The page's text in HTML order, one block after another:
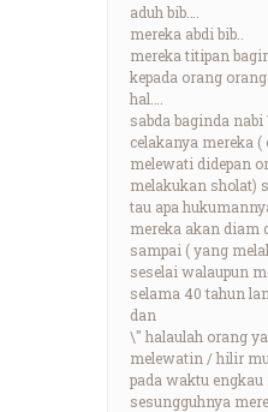
aduh bib….
mereka abdi bib..
mereka titipan
kepada orang
hal….
sabda baginda nabi
celakanya mereka
melewati didepan
melakukan sholat)
tau apa
mereka akan diam
sampai ( yang
seselai walaupun
selama 40 tahun
dan
\" halaulah orang
melewatin / hilir
pada waktu engkau
sesungguhnya